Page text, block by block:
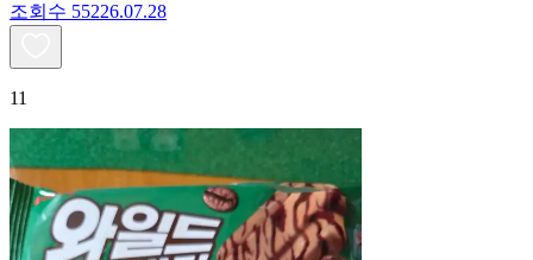
조회수 55226.07.28
11